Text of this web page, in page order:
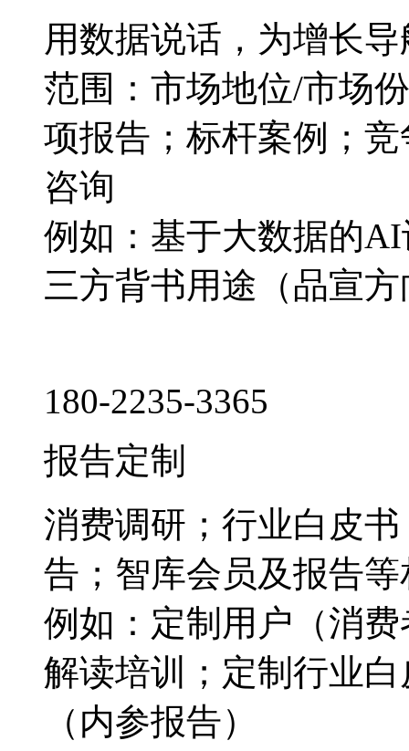
用数据说话，为增长导
范围：市场地位/市场
项报告；标杆案例；
咨询
例如：基于大数据的
三方背书用途（品宣
180-2235-3365
报告定制
消费调研；行业白皮
告；智库会员及报告
例如：定制用户（消
解读培训；定制行业
（内参报告）